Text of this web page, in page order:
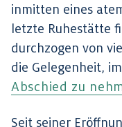
inmitten eines
letzte Ruhestätte
durchzogen von
die Gelegenheit,
Abschied zu
Seit seiner